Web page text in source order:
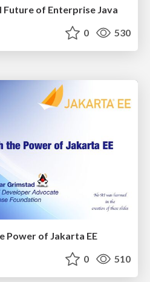
Future of Enterprise Java
0 530
Power of Jakarta EE
0 510